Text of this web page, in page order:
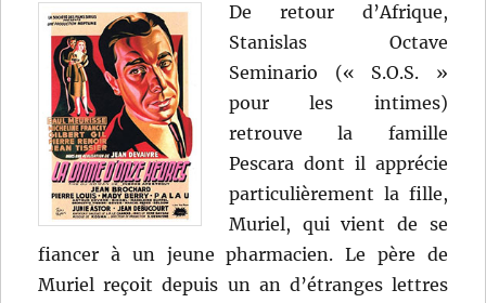
De retour d’Afrique,
Stanislas Octave
Seminario (« S.O.S. »
pour les intimes)
retrouve la famille
Pescara dont il apprécie
particulièrement la fille,
Muriel, qui vient de se
fiancer à un jeune pharmacien. Le père de
Muriel reçoit depuis un an d’étranges lettres